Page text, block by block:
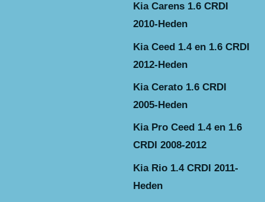
Kia Carens 1.6 CRDI
2010-Heden
Kia Ceed 1.4 en 1.6 CRDI
2012-Heden
Kia Cerato 1.6 CRDI
2005-Heden
Kia Pro Ceed 1.4 en 1.6
CRDI 2008-2012
Kia Rio 1.4 CRDI 2011-
Heden